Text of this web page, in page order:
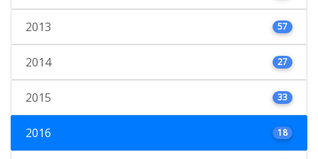
2013 57
2014 27
2015 33
2016 18